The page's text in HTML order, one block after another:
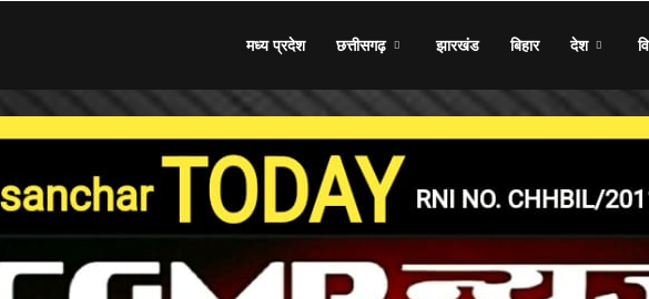
मध्य प्रदेश छत्तीसगढ़ झारखंड बिहार देश